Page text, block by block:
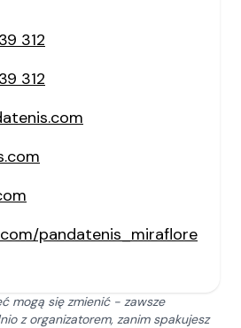
312
312
pandatenis_miraflore
mogą się zmienić - zawsze
z organizatorem, zanim spakujesz